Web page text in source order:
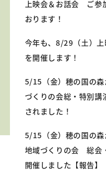
上映会＆お話会 ご参
おります！
今年も、8/29（土）
を開催します！
5/15（金）穂の国の森
づくりの会総・特別講
されました！
5/15（金）穂の国の森
地域づくりの会 総会
開催しました【報告】